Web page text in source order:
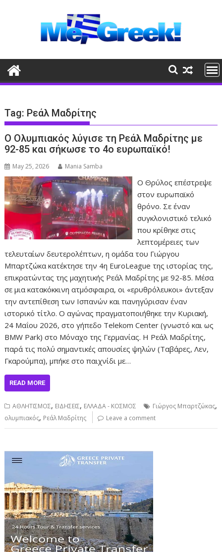
Tag: Ρεάλ Μαδρίτης
Ο Ολυμπιακός λύγισε τη Ρεάλ Μαδρίτης με
92-85 και σήκωσε το 4ο ευρωπαϊκό!
May 25, 2026 Mania Samba
Ο Θρύλος επέστρεψε
στον ευρωπαϊκό
θρόνο. Σε έναν
συγκλονιστικό τελικό
που κρίθηκε στις
λεπτομέρειες των
τελευταίων δευτερολέπτων, η ομάδα του Γιώργου
Μπαρτζώκα κατέκτησε την 4η EuroLeague της ιστορίας της,
επικρατώντας της μαχητικής Ρεάλ Μαδρίτης με 92-85. Μέσα
σε μια κατακόκκινη ατμόσφαιρα, οι «ερυθρόλευκοι» άντεξαν
την αντεπίθεση των Ισπανών και πανηγύρισαν έναν
ιστορικό τίτλο. Ο αγώνας πραγματοποιήθηκε την Κυριακή,
24 Μαΐου 2026, στο γήπεδο Telekom Center (γνωστό και ως
BMW Park) στο Μόναχο της Γερμανίας. Η Ρεάλ Μαδρίτης,
παρά τις πολύ σημαντικές απουσίες ψηλών (Ταβάρες, Λεν,
Γκαρούμπα), μπήκε στο παιχνίδι με…
READ MORE
ΑΘΛΗΤΙΣΜΟΣ, ΕΙΔΗΣΕΙΣ, ΕΛΛΑΔΑ - ΚΟΣΜΟΣ Γιώργος Μπαρτζώκας,
ολυμπιακός, Ρεάλ Μαδρίτης Leave a comment